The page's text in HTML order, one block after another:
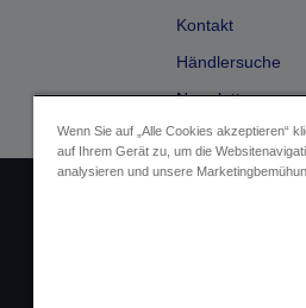
Kontakt
Händlersuche
Newsletter
Wenn Sie auf „Alle Cookies akzeptieren“
auf Ihrem Gerät zu, um die
analysieren und unsere